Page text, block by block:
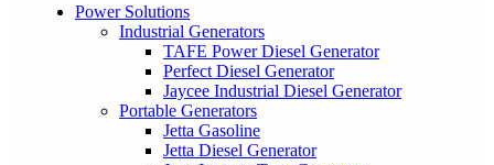
Power Solutions
Industrial Generators
TAFE Power Diesel Generator
Perfect Diesel Generator
Jaycee Industrial Diesel Generator
Portable Generators
Jetta Gasoline
Jetta Diesel Generator